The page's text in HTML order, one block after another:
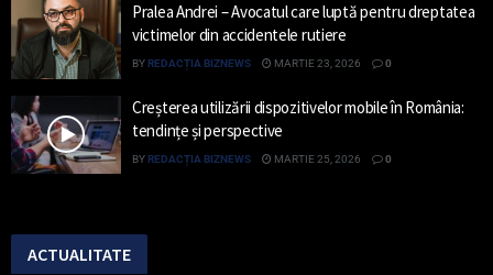
Pralea Andrei – Avocatul care luptă pentru dreptatea
victimelor din accidentele rutiere
BYREDACȚIA BIZNEWS MARTIE 23, 2026 0
Creșterea utilizării dispozitivelor mobile în România:
tendințe și perspective
BYREDACȚIA BIZNEWS MARTIE 25, 2026 0
ACTUALITATE